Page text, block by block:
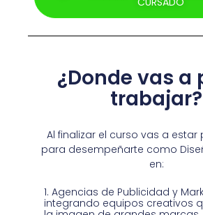
¿Donde vas a
trabajar?
Al finalizar el curso vas a
para desempeñarte como
en:
Agencias de Publicidad y
integrando equipos creativos